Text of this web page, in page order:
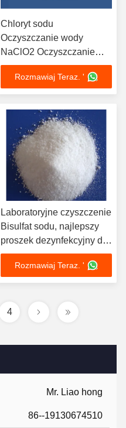
Mr. Liao hong
86--19130674510
Chloryt sodu
Oczyszczanie wody
NaClO2 Oczyszczanie
wody Chloryt sodu
Rozmawiaj Teraz. '
Laboratoryjne czyszczenie
Bisulfat sodu, najlepszy
proszek dezynfekcyjny do
użytku domowego
Rozmawiaj Teraz. '
4